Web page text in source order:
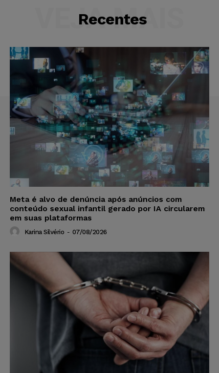
Recentes
VEJA MAIS
Meta é alvo de denúncia após anúncios com
conteúdo sexual infantil gerado por IA circularem
em suas plataformas
Karina Silvério - 07/08/2026